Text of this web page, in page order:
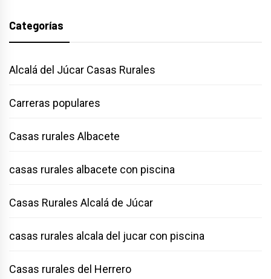
Categorías
Alcalá del Júcar Casas Rurales
Carreras populares
Casas rurales Albacete
casas rurales albacete con piscina
Casas Rurales Alcalá de Júcar
casas rurales alcala del jucar con piscina
Casas rurales del Herrero